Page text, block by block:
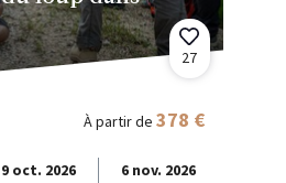
27
À partir de 378 €
9 oct. 2026
6 nov. 2026